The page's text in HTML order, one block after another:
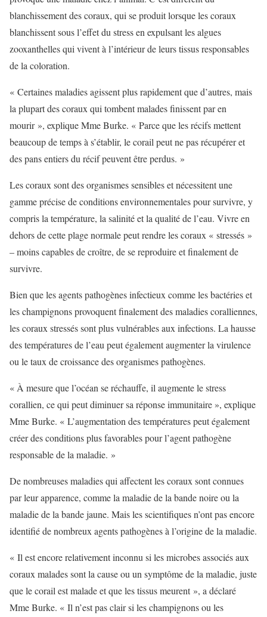
blanchissement des coraux, qui se produit lorsque les coraux
blanchissent sous l’effet du stress en expulsant les algues
zooxanthelles qui vivent à l’intérieur de leurs tissus responsables
de la coloration.
« Certaines maladies agissent plus rapidement que d’autres, mais
la plupart des coraux qui tombent malades finissent par en
mourir », explique Mme Burke. « Parce que les récifs mettent
beaucoup de temps à s’établir, le corail peut ne pas récupérer et
des pans entiers du récif peuvent être perdus. »
Les coraux sont des organismes sensibles et nécessitent une
gamme précise de conditions environnementales pour survivre, y
compris la température, la salinité et la qualité de l’eau. Vivre en
dehors de cette plage normale peut rendre les coraux « stressés »
– moins capables de croître, de se reproduire et finalement de
survivre.
Bien que les agents pathogènes infectieux comme les bactéries et
les champignons provoquent finalement des maladies coralliennes,
les coraux stressés sont plus vulnérables aux infections. La hausse
des températures de l’eau peut également augmenter la virulence
ou le taux de croissance des organismes pathogènes.
« À mesure que l’océan se réchauffe, il augmente le stress
corallien, ce qui peut diminuer sa réponse immunitaire », explique
Mme Burke. « L’augmentation des températures peut également
créer des conditions plus favorables pour l’agent pathogène
responsable de la maladie. »
De nombreuses maladies qui affectent les coraux sont connues
par leur apparence, comme la maladie de la bande noire ou la
maladie de la bande jaune. Mais les scientifiques n’ont pas encore
identifié de nombreux agents pathogènes à l’origine de la maladie.
« Il est encore relativement inconnu si les microbes associés aux
coraux malades sont la cause ou un symptôme de la maladie, juste
que le corail est malade et que les tissus meurent », a déclaré
Mme Burke. « Il n’est pas clair si les champignons ou les